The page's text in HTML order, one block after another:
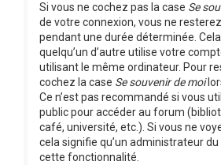
Si vous ne cochez pas la case Se
de votre connexion, vous ne
pendant une durée déterminée.
quelqu’un d’autre utilise votre
utilisant le même ordinateur. Pour
cochez la case Se souvenir de moi
Ce n’est pas recommandé si vous
public pour accéder au forum
café, université, etc.). Si vous ne
cela signifie qu’un administrateur
cette fonctionnalité.